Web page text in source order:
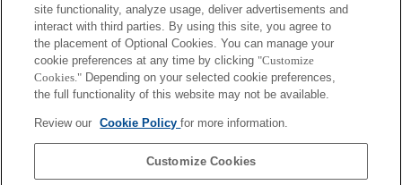
ご利用条件 プライバシーポリシー
Copyright 2026 Sony Corporation
site functionality, analyze usage, deliver advertisements and
interact with third parties. By using this site, you agree to
the placement of Optional Cookies. You can manage your
cookie preferences at any time by clicking "Customize
Cookies." Depending on your selected cookie preferences,
the full functionality of this website may not be available.
Review our Cookie Policyfor more information.
Customize Cookies